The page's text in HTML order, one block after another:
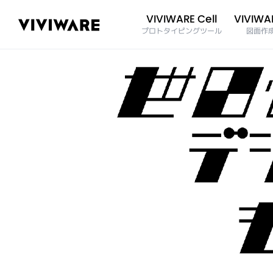
VIVIWARE Cell
プロトタイピングツール 図面作